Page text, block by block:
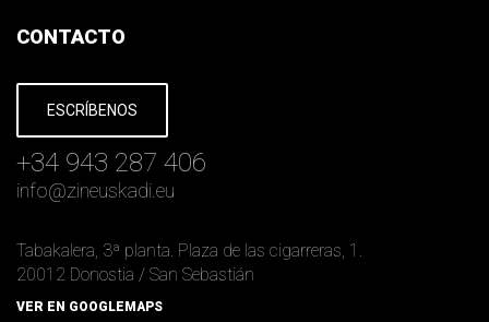
CONTACTO
ESCRÍBENOS
+34 943 287 406
info@zineuskadi.eu
Tabakalera, 3ª planta. Plaza de las cigarreras, 1.
20012 Donostia / San Sebastián
VER EN GOOGLEMAPS